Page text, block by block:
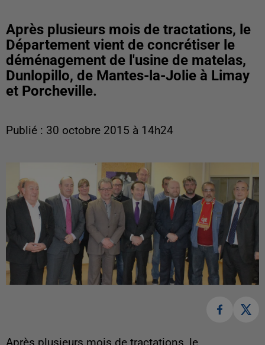
Après plusieurs mois de tractations, le
Département vient de concrétiser le
déménagement de l'usine de matelas,
Dunlopillo, de Mantes-la-Jolie à Limay
et Porcheville.
Publié : 30 octobre 2015 à 14h24